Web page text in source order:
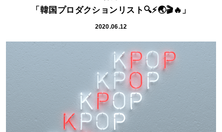
「韓国プロダクションリスト🔍⚡🌏🎬🔥」
2020.06.12